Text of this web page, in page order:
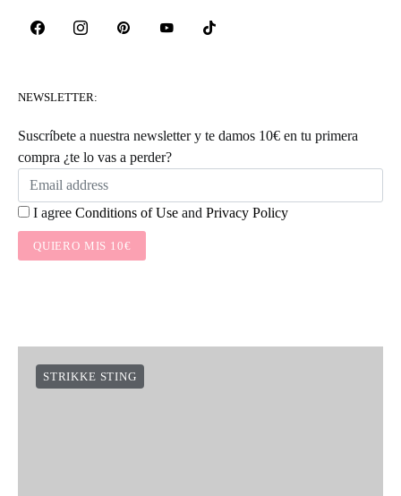
NEWSLETTER:
Suscríbete a nuestra newsletter y te damos 10€ en tu primera
compra ¿te lo vas a perder?
I agree Conditions of Use and Privacy Policy
QUIERO MIS 10€
STRIKKE STING